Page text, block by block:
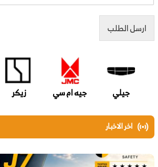
ارسل الطلب
جيلي جيه ام سي زيكر
اخر الاخبار